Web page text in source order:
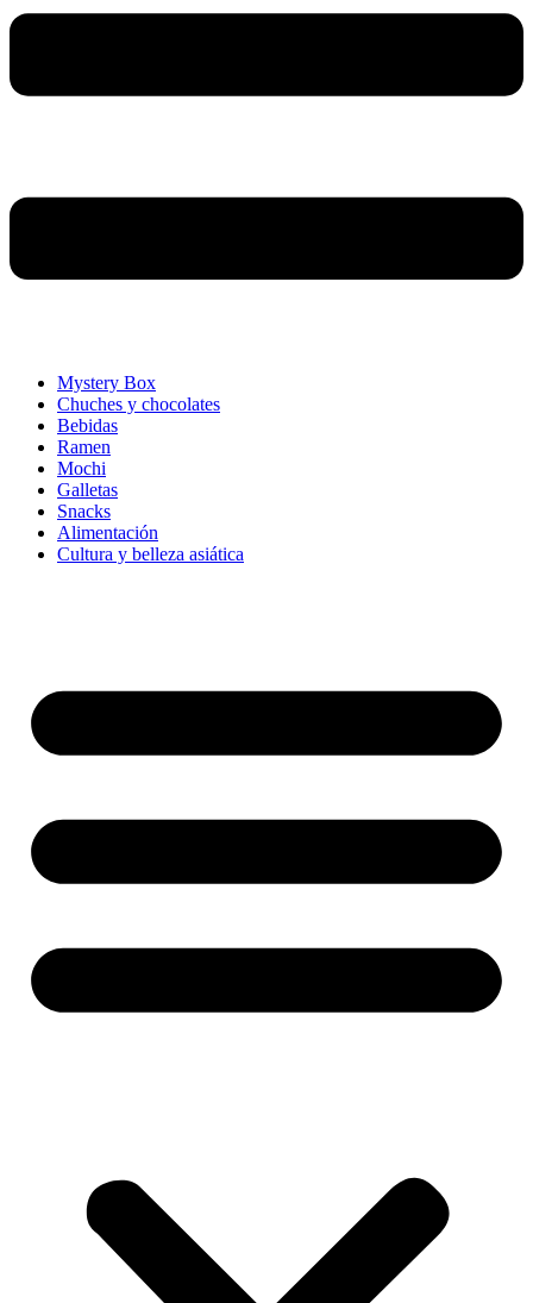
Mystery Box
Chuches y chocolates
Bebidas
Ramen
Mochi
Galletas
Snacks
Alimentación
Cultura y belleza asiática